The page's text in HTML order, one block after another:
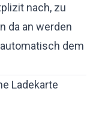
nach, zu
da an werden
dem
Ladekarte